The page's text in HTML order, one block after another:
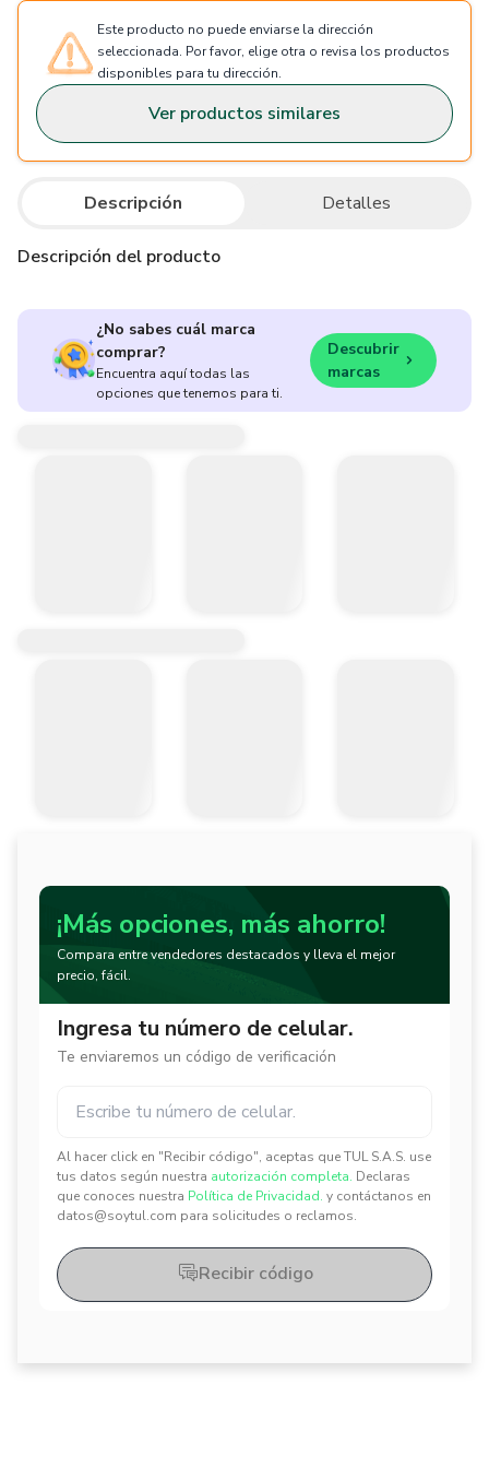
Este producto no puede enviarse la dirección
seleccionada. Por favor, elige otra o revisa los productos
disponibles para tu dirección.
Ver productos similares
Descripción Detalles
Descripción del producto
¿No sabes cuál marca
comprar?
Encuentra aquí todas las
opciones que tenemos para ti.
Descubrir
marcas
¡Más opciones, más ahorro!
Compara entre vendedores destacados y lleva el mejor
precio, fácil.
Ingresa tu número de celular.
Te enviaremos un código de verificación
Al hacer click en "Recibir código", aceptas que TUL S.A.S. use
tus datos según nuestra autorización completa. Declaras
que conoces nuestra Política de Privacidad. y contáctanos en
datos@soytul.com para solicitudes o reclamos.
✕
✕
Recibir código